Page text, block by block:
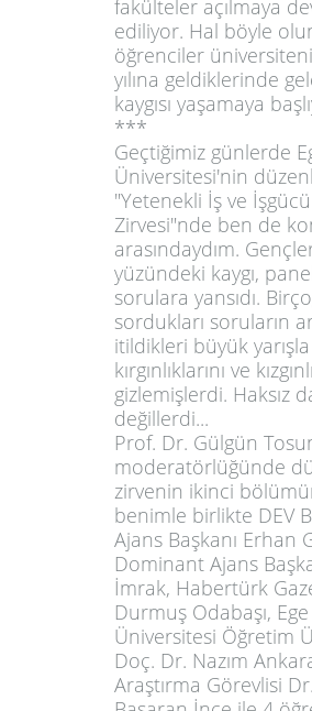
fakülteler açılmaya
ediliyor. Hal böyle
öğrenciler
yılına geldiklerinde
kaygısı yaşamaya
***
Geçtiğimiz günlerde
Üniversitesi'nin
"Yetenekli İş ve İşgücü
Zirvesi"nde ben de
arasındaydım.
yüzündeki kaygı,
sorulara yansıdı.
sordukları soruların
itildikleri büyük
kırgınlıklarını ve
gizlemişlerdi. Haksız
değillerdi...
Prof. Dr. Gülgün
moderatörlüğünde
zirvenin ikinci
benimle birlikte DEV
Ajans Başkanı Erhan
Dominant Ajans
İmrak, Habertürk
Durmuş Odabaşı, Ege
Üniversitesi Öğretim
Doç. Dr. Nazım
Araştırma Görevlisi Dr.